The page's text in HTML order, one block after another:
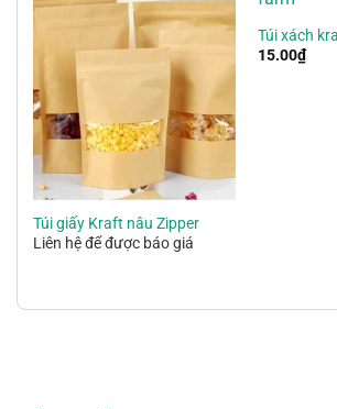
Túi giấy Kraft nâu Zipper
Liên hệ để được báo giá
Túi xách
15.00₫